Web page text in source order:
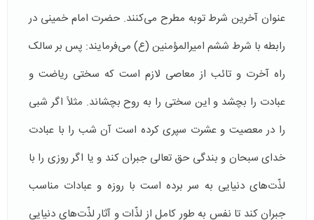
عنوان آخرین شرط توبه مطرح می‌کنند. حضرت امام خمینی در
رابطه با شرط ششم امیرالمؤمنین (ع) می‌فرمایند: پس بر سالک
راه آخرت و تائب از معاصی لازم است که سختی ریاضت و
عبادت را بچشد و این سختی را به روح بچشاند. مثلاً اگر شبی
را در معصیت و عشرت سپری کرده است آن شب را با عبادت
خدای سبحان و بندگی حق تعالی جبران کند و یا اگر روزی را با
لذّت‌‌های دنیایی به سر برده است با روزه و عبادات مناسب
جبران كند تا نفس به طور كامل از لذّات و آثار لذّت‌های دنیایی